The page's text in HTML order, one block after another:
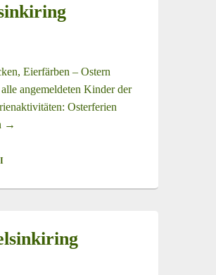
Eierfärben – Ostern
angemeldeten Kinder der
Osterferien
Osterferien 2026 im Hort Helsinkiring
→